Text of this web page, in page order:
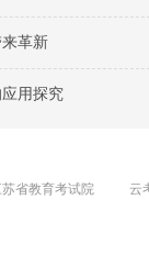
革新
用探究
省教育考试院 云